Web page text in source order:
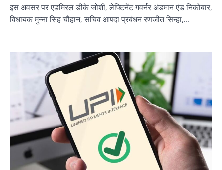
इस अवसर पर एडमिरल डीके जोशी, लेफ्टिनेंट गवर्नर अंडमान एंड निकोबार,
विधायक मुन्ना सिंह चौहान, सचिव आपदा प्रबंधन रणजीत सिन्हा,…